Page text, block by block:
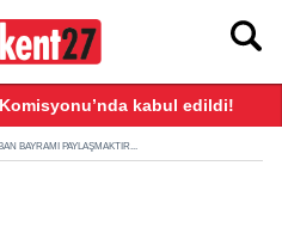
kabul edildi!
BAYRAMI PAYLAŞMAKTIR...